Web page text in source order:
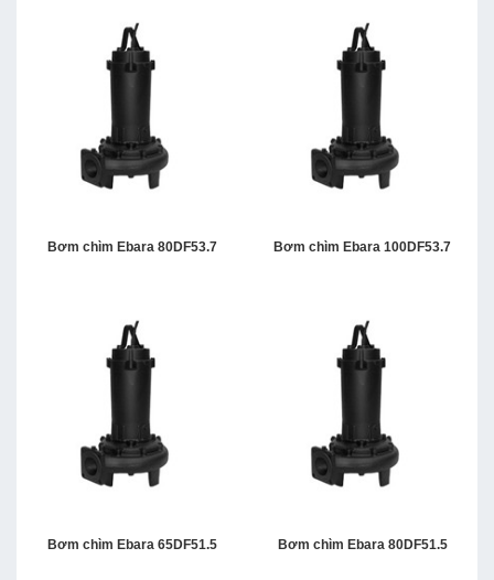
Bơm chìm Ebara 80DF53.7 Bơm chìm Ebara 100DF53.7
Bơm chìm Ebara 65DF51.5 Bơm chìm Ebara 80DF51.5